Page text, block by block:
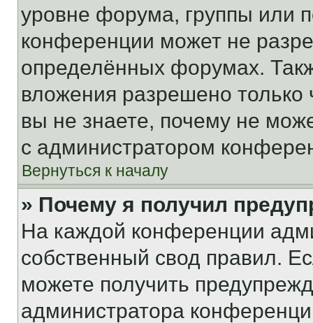
уровне форума, группы или
конференции может не
определённых форумах.
вложения разрешено
вы не знаете, почему не
с администратором
Вернуться к началу
» Почему я получил
На каждой конференции
собственный свод правил.
можете получить
администратора